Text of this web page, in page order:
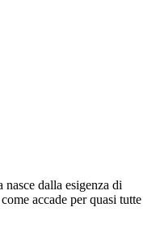
nasce dalla esigenza di
accade per quasi tutte